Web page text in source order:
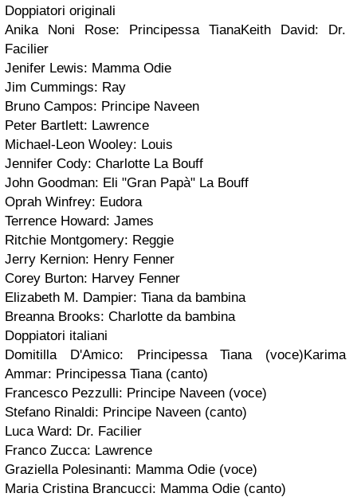
Doppiatori originali
Anika Noni Rose: Principessa TianaKeith David: Dr.
Facilier
Jenifer Lewis: Mamma Odie
Jim Cummings: Ray
Bruno Campos: Principe Naveen
Peter Bartlett: Lawrence
Michael-Leon Wooley: Louis
Jennifer Cody: Charlotte La Bouff
John Goodman: Eli "Gran Papà" La Bouff
Oprah Winfrey: Eudora
Terrence Howard: James
Ritchie Montgomery: Reggie
Jerry Kernion: Henry Fenner
Corey Burton: Harvey Fenner
Elizabeth M. Dampier: Tiana da bambina
Breanna Brooks: Charlotte da bambina
Doppiatori italiani
Domitilla D'Amico: Principessa Tiana (voce)Karima
Ammar: Principessa Tiana (canto)
Francesco Pezzulli: Principe Naveen (voce)
Stefano Rinaldi: Principe Naveen (canto)
Luca Ward: Dr. Facilier
Franco Zucca: Lawrence
Graziella Polesinanti: Mamma Odie (voce)
Maria Cristina Brancucci: Mamma Odie (canto)